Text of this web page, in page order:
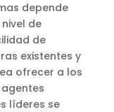
depende
de
de
existentes y
ofrecer a los
líderes se